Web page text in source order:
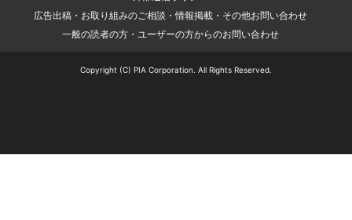
広告出稿・お取り組みのご相談・情報掲載・その他お問い合わせ
一般の読者の方・ユーザーの方からのお問い合わせ
Copyright (C) PIA Corporation. All Rights Reserved.